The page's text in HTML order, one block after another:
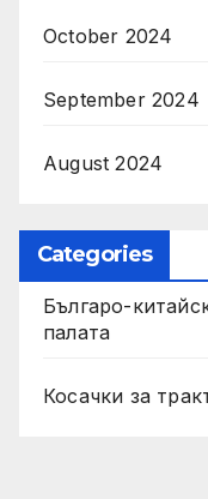
October 2024
September 2024
August 2024
Categories
Българо-
палата
Косачки за